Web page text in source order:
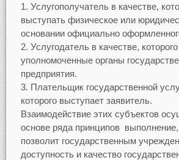
Услугополучатель в качестве,
выступать физическое или
основании официально
Услугодатель в качестве,
уполномоченные органы
предприятия.
Плательщик государственной
которого выступает заявитель.
Взаимодействие этих субъектов
основе ряда принципов
позволит государственным
доступность и качество